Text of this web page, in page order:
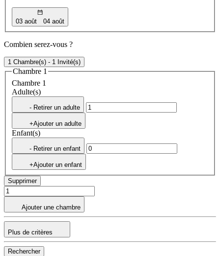
03 août 04 août
Combien serez-vous ?
1 Chambre(s) - 1 Invité(s)
Chambre 1
Chambre 1
Adulte(s)
- Retirer un adulte
+Ajouter un adulte
Enfant(s)
- Retirer un enfant
+Ajouter un enfant
Supprimer
Ajouter une chambre
Plus de critères
Rechercher